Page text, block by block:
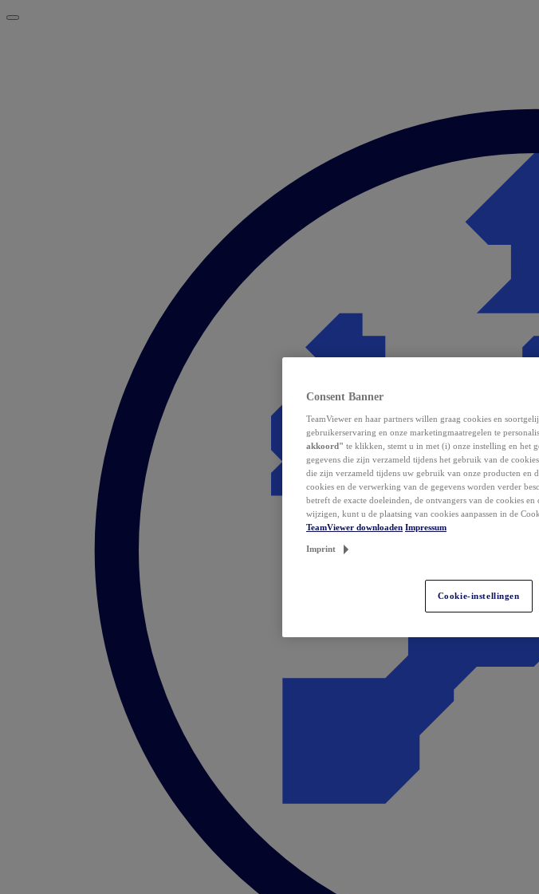
Consent Banner
TeamViewer en haar partners willen graag cookies en
gebruikerservaring en onze marketingmaatregelen te
akkoord" te klikken, stemt u in met (i) onze instelling en het
gegevens die zijn verzameld tijdens het gebruik van de
die zijn verzameld tijdens uw gebruik van onze producten en
cookies en de verwerking van de gegevens worden verder
betreft de exacte doeleinden, de ontvangers van de cookies
wijzigen, kunt u de plaatsing van cookies aanpassen in de
TeamViewer downloaden Impressum
Imprint
Cookie-instellingen